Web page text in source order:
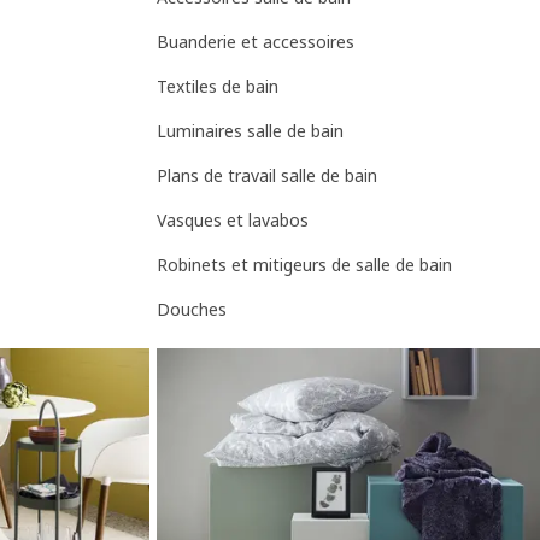
Buanderie et accessoires
Textiles de bain
Luminaires salle de bain
Plans de travail salle de bain
Vasques et lavabos
Robinets et mitigeurs de salle de bain
Douches